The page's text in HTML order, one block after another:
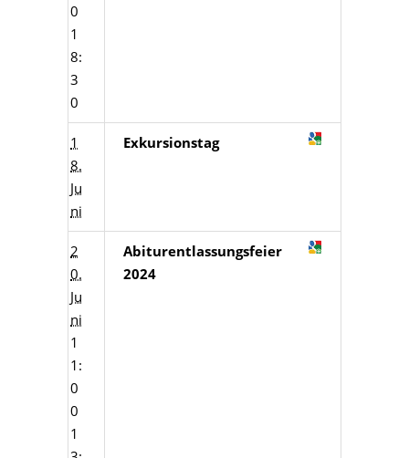
0
1
8:
3
0
1
8.
Ju
ni
Exkursionstag
2
0.
Ju
ni
1
1:
0
0
1
Abiturentlassungsfeier
2024